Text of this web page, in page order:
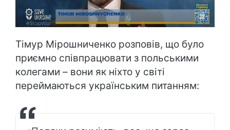
Тімур Мірошниченко розповів, що було
приємно співпрацювати з польськими
колегами – вони як ніхто у світі
переймаються українським питанням: